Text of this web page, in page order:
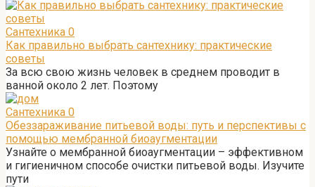
Сантехника 0
Как правильно выбрать сантехнику: практические
советы
За всю свою жизнь человек в среднем проводит в
ванной около 2 лет. Поэтому
Сантехника 0
Обеззараживание питьевой воды: путь и перспективы с
помощью мембранной биоаугментации
Узнайте о мембранной биоаугментации – эффективном
и гигиеничном способе очистки питьевой воды. Изучите
пути